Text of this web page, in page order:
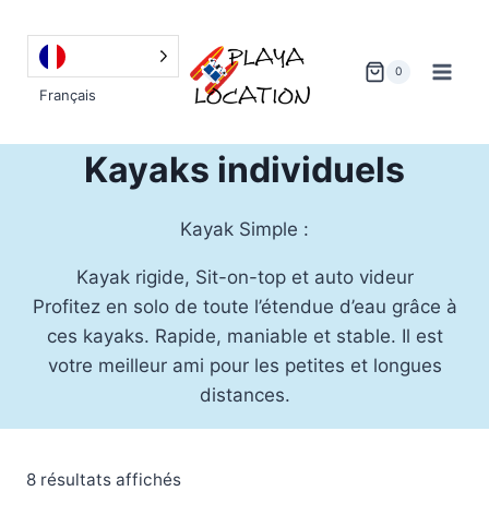
contenu
Français
0
Kayaks individuels
Kayak Simple :
Kayak rigide, Sit-on-top et auto videur
Profitez en solo de toute l’étendue d’eau grâce à
ces kayaks. Rapide, maniable et stable. Il est
votre meilleur ami pour les petites et longues
distances.
8 résultats affichésTrié